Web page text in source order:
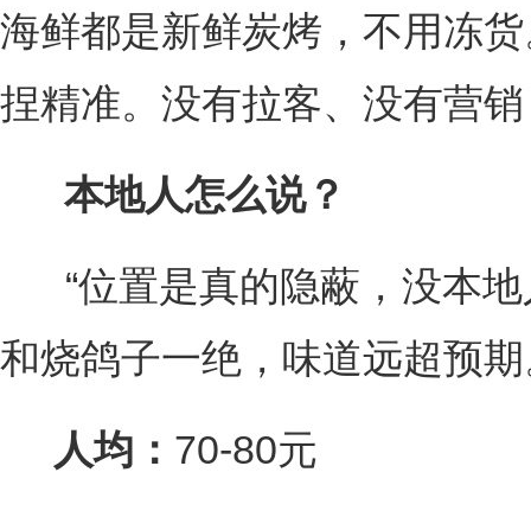
海鲜都是新鲜炭烤，不用冻
捏精准。没有拉客、没有营
本地人怎么说？
“位置是真的隐蔽，没本地
和烧鸽子一绝，味道远超预
人均： 70-80元